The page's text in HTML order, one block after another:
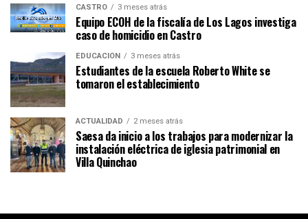
CASTRO 3 meses atrás
Equipo ECOH de la fiscalía de Los Lagos investiga
caso de homicidio en Castro
EDUCACIÓN 3 meses atrás
Estudiantes de la escuela Roberto White se
tomaron el establecimiento
ACTUALIDAD 2 meses atrás
Saesa da inicio a los trabajos para modernizar la
instalación eléctrica de iglesia patrimonial en
Villa Quinchao